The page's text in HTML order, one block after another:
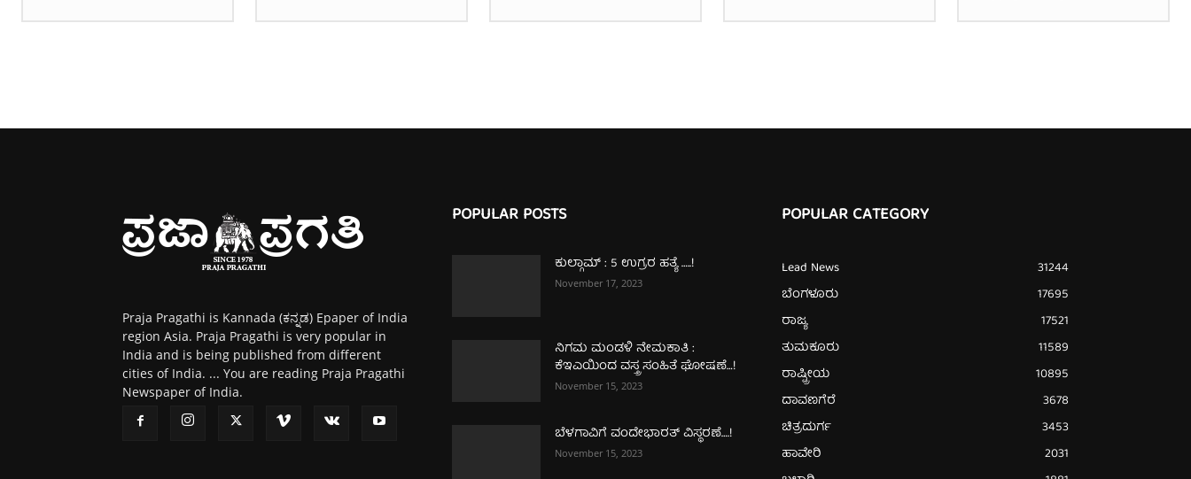
Praja Pragathi is Kannada (ಕನ್ನಡ) Epaper of India
region Asia. Praja Pragathi is very popular in
India and is being published from different
cities of India. ... You are reading Praja Pragathi
Newspaper of India.
POPULAR POSTS
ಕುಲ್ಗಾಮ್‌ : 5 ಉಗ್ರರ ಹತ್ಯೆ …..!
November 17, 2023
ನಿಗಮ ಮಂಡಳಿ ನೇಮಕಾತಿ :
ಕೆಇಎಯಿಂದ ವಸ್ತ್ರ ಸಂಹಿತೆ ಘೋಷಣೆ…!
November 15, 2023
ಬೆಳಗಾವಿಗೆ ವಂದೇಭಾರತ್‌ ವಿಸ್ಥರಣೆ….!
November 15, 2023
POPULAR CATEGORY
Lead News
31244
ಬೆಂಗಳೂರು
17695
ರಾಜ್ಯ
17521
ತುಮಕೂರು
11589
ರಾಷ್ಟ್ರೀಯ
10895
ದಾವಣಗೆರೆ
3678
ಚಿತ್ರದುರ್ಗ
3453
ಹಾವೇರಿ
2031